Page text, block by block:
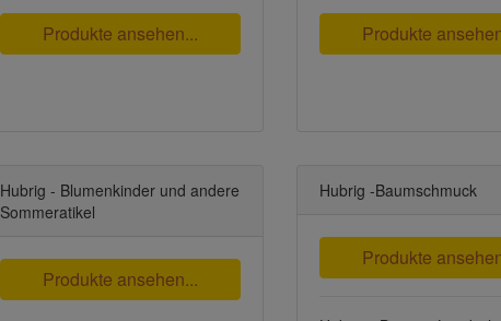
Produkte ansehen... Produkte
Hubrig - Blumenkinder und andere
Sommeratikel
Produkte ansehen...
Hubrig -Baumschmuck
Produkte